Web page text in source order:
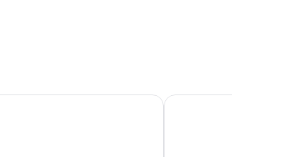
Hotel & Leisure Club Osprey Hotel